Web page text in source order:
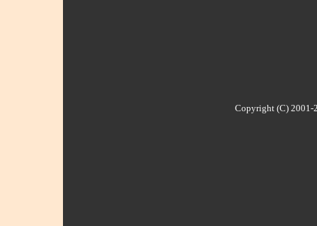
Copyright (C) 2001-